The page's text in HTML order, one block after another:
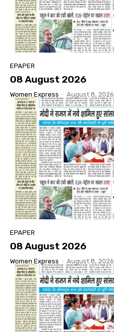
EPAPER
08 August 2026
Women Express - August 8, 2026
EPAPER
08 August 2026
Women Express - August 8, 2026